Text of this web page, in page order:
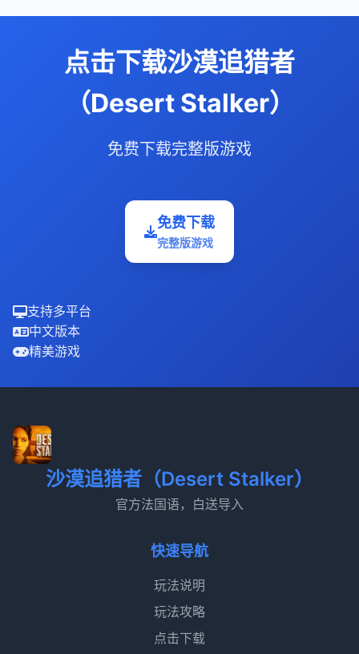
点击下载沙漠追猎者
（Desert Stalker）
免费下载完整版游戏
免费下载
完整版游戏
支持多平台
中文版本
精美游戏
沙漠追猎者（Desert Stalker）
官方法国语，白送导入
快速导航
玩法说明
玩法攻略
点击下载